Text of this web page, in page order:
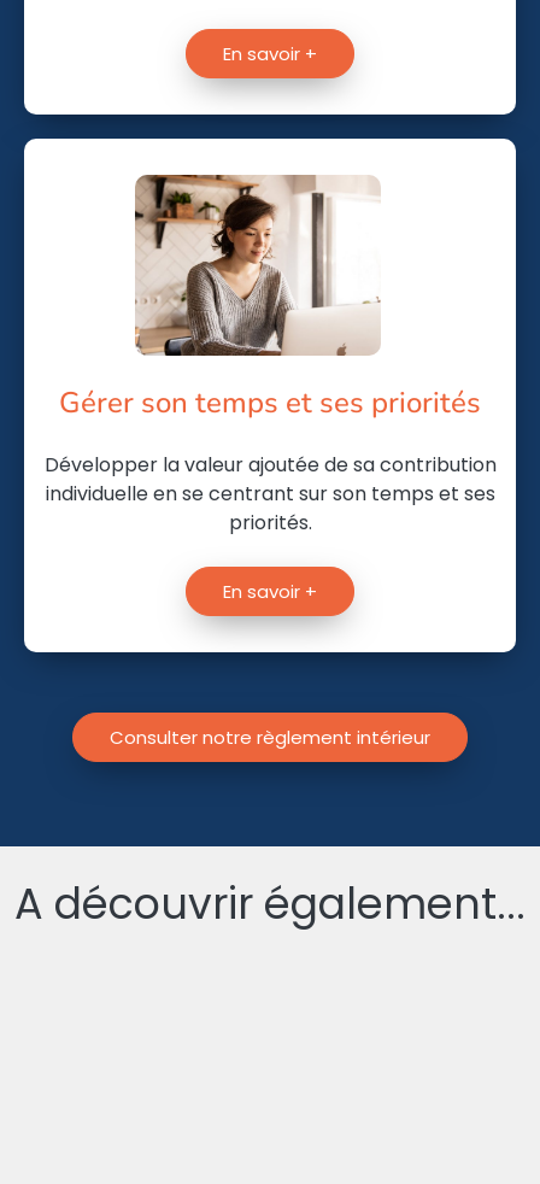
En savoir +
Gérer son temps et ses priorités
Développer la valeur ajoutée de sa contribution
individuelle en se centrant sur son temps et ses
priorités.
En savoir +
Consulter notre règlement intérieur
A découvrir également...